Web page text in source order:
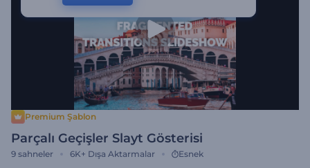
Premium Şablon
Parçalı Geçişler Slayt Gösterisi
9 sahneler 6K+ Dışa Aktarmalar Esnek